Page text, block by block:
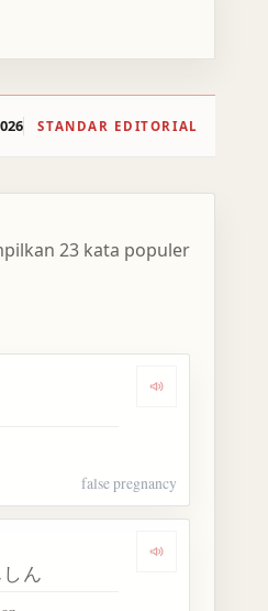
STANDAR EDITORIAL
23 kata populer
娠 Dengarkan
false pregnancy
娠 Dengarkan
ん